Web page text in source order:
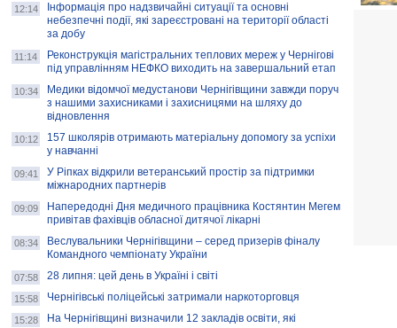
12:14
Інформація про надзвичайні ситуації та основні
небезпечні події, які зареєстровані на території області
за добу
11:14
Реконструкція магістральних теплових мереж у Чернігові
під управлінням НЕФКО виходить на завершальний етап
10:34
Медики відомчої медустанови Чернігівщини завжди поруч
з нашими захисниками і захисницями на шляху до
відновлення
10:12
157 школярів отримають матеріальну допомогу за успіхи
у навчанні
09:41
У Ріпках відкрили ветеранський простір за підтримки
міжнародних партнерів
09:09
Напередодні Дня медичного працівника Костянтин Мегем
привітав фахівців обласної дитячої лікарні
08:34
Веслувальники Чернігівщини – серед призерів фіналу
Командного чемпіонату України
07:58 28 липня: цей день в Україні і світі
15:58 Чернігівські поліцейські затримали наркоторговця
15:28
На Чернігівщині визначили 12 закладів освіти, які